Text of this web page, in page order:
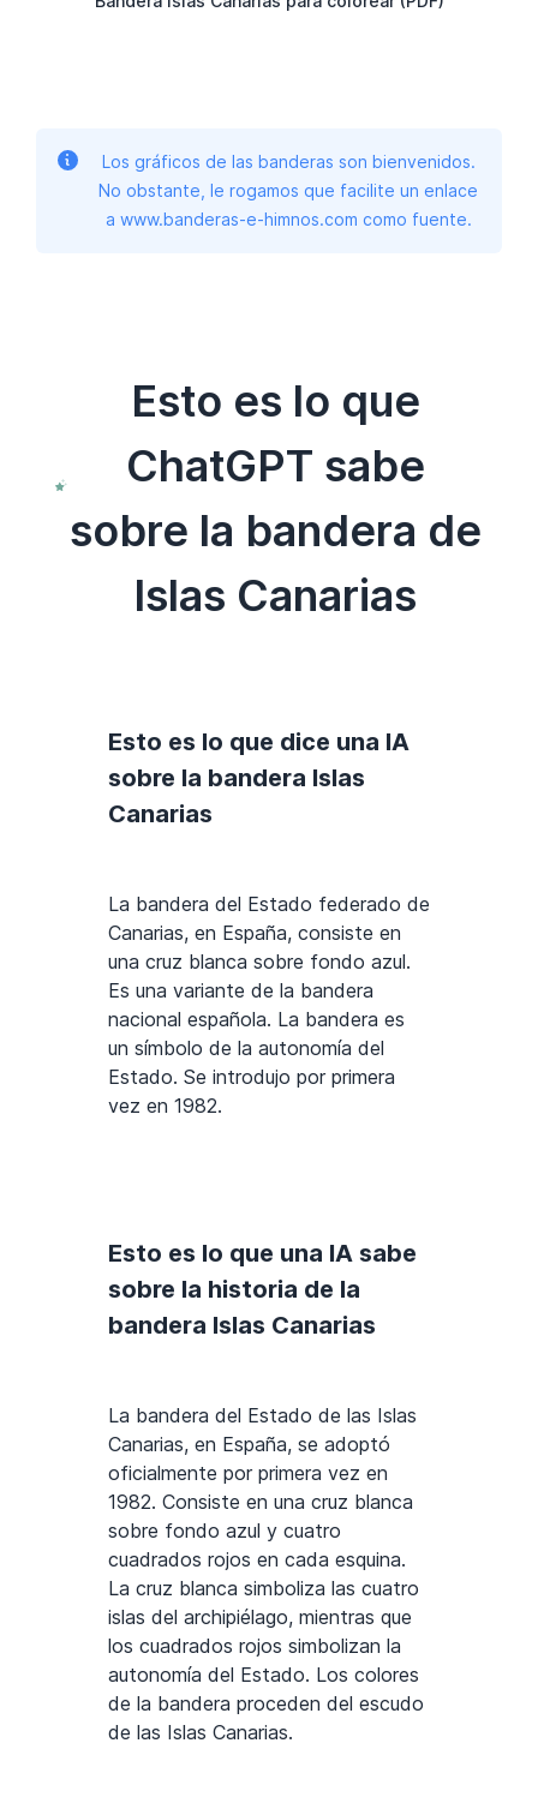
Los gráficos de las banderas son bienvenidos.
No obstante, le rogamos que facilite un enlace
a www.banderas-e-himnos.com como fuente.
Esto es lo que
ChatGPT sabe
sobre la bandera de
Islas Canarias
Esto es lo que dice una IA
sobre la bandera Islas
Canarias
La bandera del Estado federado de
Canarias, en España, consiste en
una cruz blanca sobre fondo azul.
Es una variante de la bandera
nacional española. La bandera es
un símbolo de la autonomía del
Estado. Se introdujo por primera
vez en 1982.
Esto es lo que una IA sabe
sobre la historia de la
bandera Islas Canarias
La bandera del Estado de las Islas
Canarias, en España, se adoptó
oficialmente por primera vez en
1982. Consiste en una cruz blanca
sobre fondo azul y cuatro
cuadrados rojos en cada esquina.
La cruz blanca simboliza las cuatro
islas del archipiélago, mientras que
los cuadrados rojos simbolizan la
autonomía del Estado. Los colores
de la bandera proceden del escudo
de las Islas Canarias.